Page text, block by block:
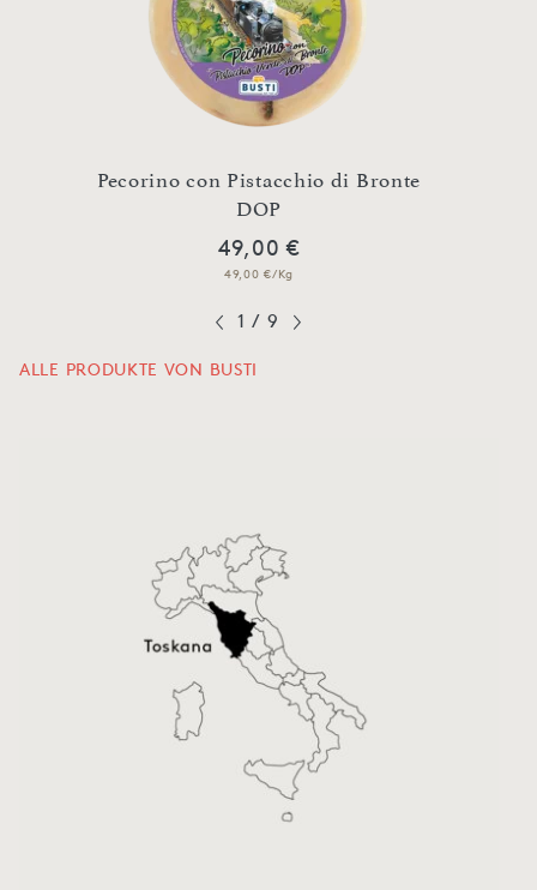
Pecorino con Pistacchio di Bronte
DOP
49,00 €
49,00 €/Kg
1 / 9
ALLE PRODUKTE VON BUSTI